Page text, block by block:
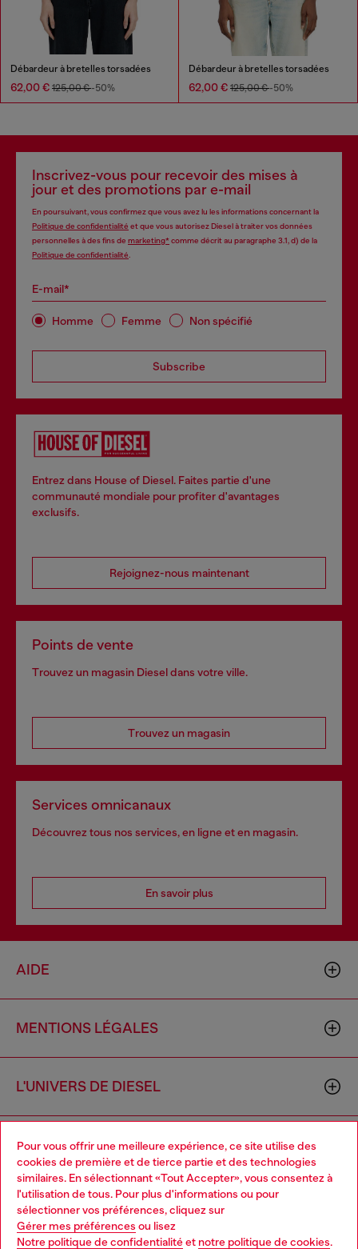
Pour vous offrir une meilleure expérience, ce site utilise des
cookies de première et de tierce partie et des technologies
similaires. En sélectionnant «Tout Accepter», vous consentez à
l'utilisation de tous. Pour plus d'informations ou pour
sélectionner vos préférences, cliquez sur
Gérer mes préférences ou lisez
Notre politique de confidentialitéet notre politique de cookies.
Débardeur à bretelles torsadées
62,00 € 125,00 €-50%
Débardeur à bretelles torsadées
62,00 € 125,00 €-50%
Inscrivez-vous pour recevoir des mises à
jour et des promotions par e-mail
En poursuivant, vous confirmez que vous avez lu les informations concernant la
Politique de confidentialité et que vous autorisez Diesel à traiter vos données
personnelles à des fins de marketing*comme décrit au paragraphe 3.1, d) de la
Politique de confidentialité
E-mail*
Homme Femme Non spécifié
Subscribe
Entrez dans House of Diesel. Faites partie d'une
communauté mondiale pour profiter d'avantages
exclusifs.
Rejoignez-nous maintenant
Points de vente
Trouvez un magasin Diesel dans votre ville.
Trouvez un magasin
Services omnicanaux
Découvrez tous nos services, en ligne et en magasin.
En savoir plus
AIDE
MENTIONS LÉGALES
L'UNIVERS DE DIESEL
CORPORATE
Choose your location
You are currently browsing France website, but it seems you